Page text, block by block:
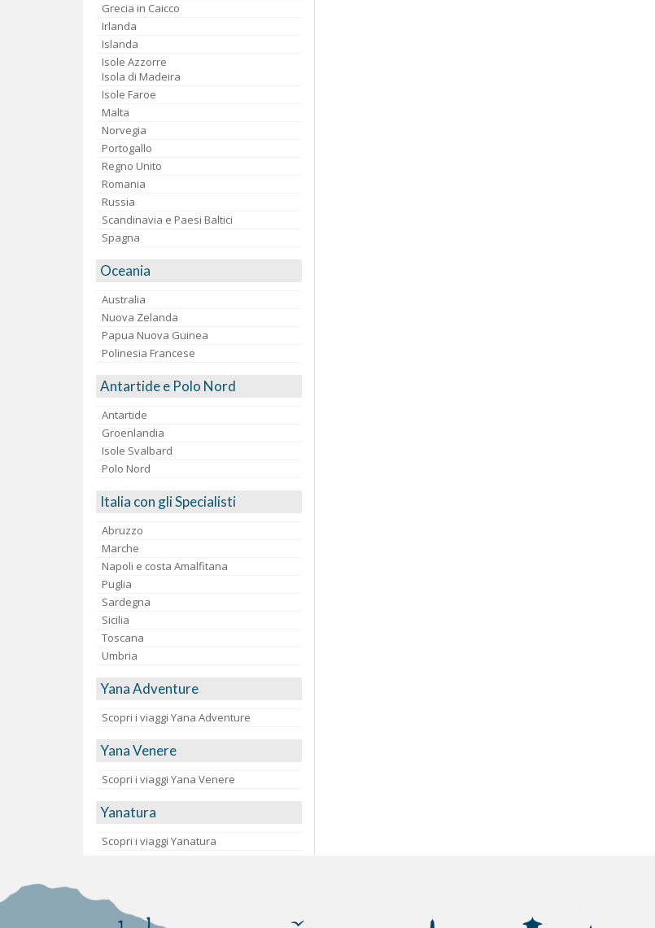
Grecia in Caicco
Irlanda
Islanda
Isole Azzorre
Isola di Madeira
Isole Faroe
Malta
Norvegia
Portogallo
Regno Unito
Romania
Russia
Scandinavia e Paesi Baltici
Spagna
Oceania
Australia
Nuova Zelanda
Papua Nuova Guinea
Polinesia Francese
Antartide e Polo Nord
Antartide
Groenlandia
Isole Svalbard
Polo Nord
Italia con gli Specialisti
Abruzzo
Marche
Napoli e costa Amalfitana
Puglia
Sardegna
Sicilia
Toscana
Umbria
Yana Adventure
Scopri i viaggi Yana Adventure
Yana Venere
Scopri i viaggi Yana Venere
Yanatura
Scopri i viaggi Yanatura